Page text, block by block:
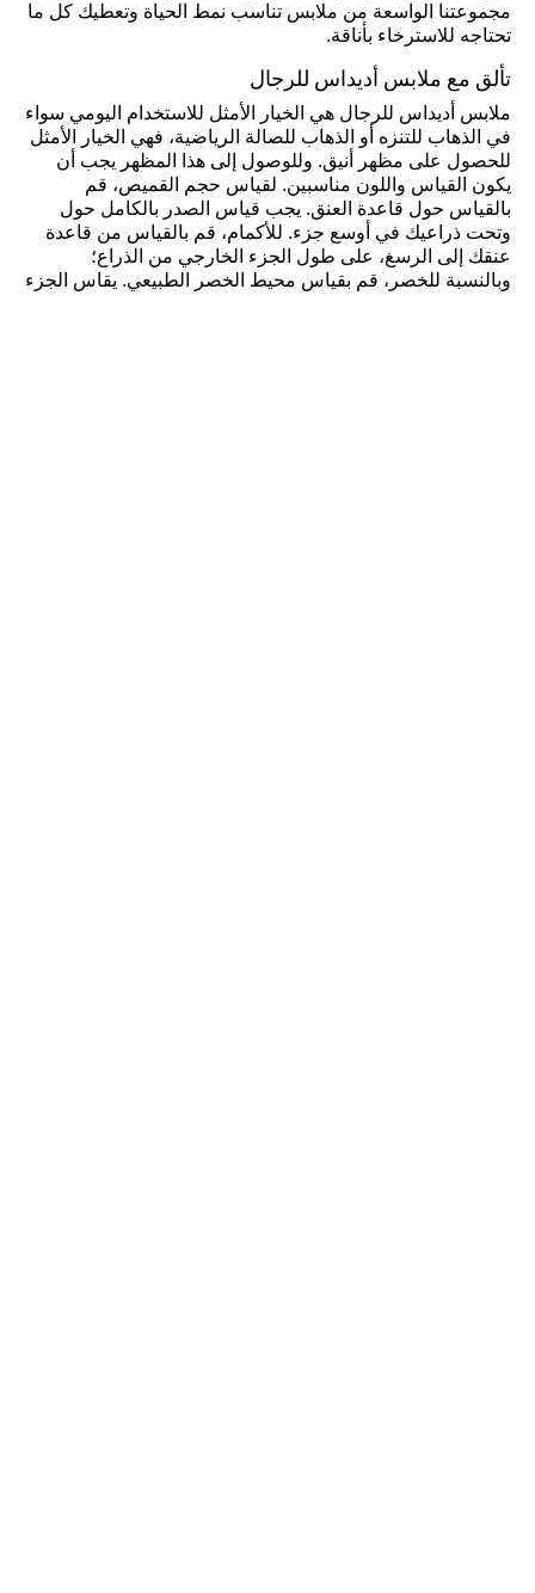
مجموعتنا الواسعة من ملابس تناسب نمط الحياة وتعطيك كل ما
تحتاجه للاسترخاء بأناقة.
تألق مع ملابس أديداس للرجال
ملابس أديداس للرجال هي الخيار الأمثل للاستخدام اليومي سواء
في الذهاب للتنزه أو الذهاب للصالة الرياضية، فهي الخيار الأمثل
للحصول على مظهر أنيق. وللوصول إلى هذا المظهر يجب أن
يكون القياس واللون مناسبين. لقياس حجم القميص، قم
بالقياس حول قاعدة العنق. يجب قياس الصدر بالكامل حول
وتحت ذراعيك في أوسع جزء. للأكمام، قم بالقياس من قاعدة
عنقك إلى الرسغ، على طول الجزء الخارجي من الذراع؛
وبالنسبة للخصر، قم بقياس محيط الخصر الطبيعي. يقاس الجزء